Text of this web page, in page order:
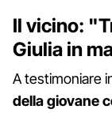
Il vicino:
Giulia in
A testimoniare
della giovane